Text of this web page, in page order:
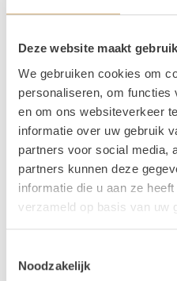
Deze website maakt
We gebruiken cookies om
personaliseren, om functies
en om ons websiteverkeer
informatie over uw gebruik
partners voor social media,
partners kunnen deze
informatie die u aan ze
verzameld op basis van uw
Noodzakelijk